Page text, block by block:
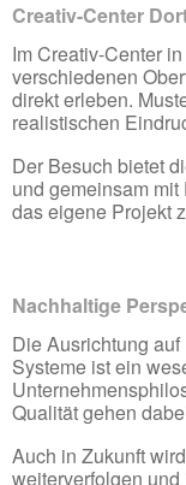
Creativ-Center
Im Creativ-Center
verschiedenen
direkt erleben.
realistischen
Der Besuch bietet
und gemeinsam
das eigene Projekt
Nachhaltige
Die Ausrichtung
Systeme ist ein
Qualität gehen
Auch in Zukunft
weiterverfolgen